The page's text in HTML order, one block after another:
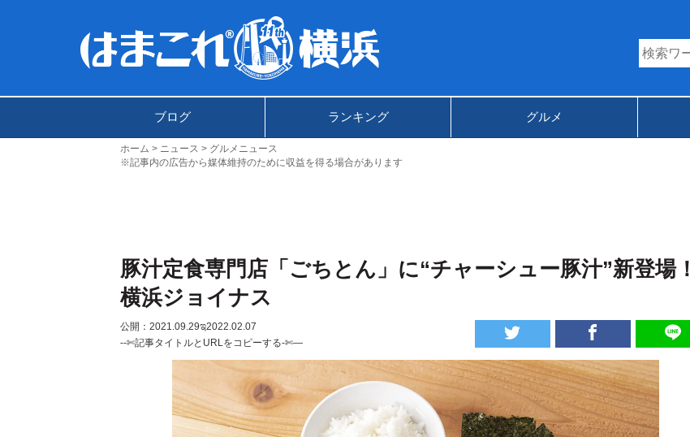
ブログ ランキング グルメ
ホーム ニュース
グルメニュース
※記事内の広告から媒体維持のために収益を得る場合があります
豚汁定食専門店「ごちとん」に“チャーシュー豚汁”新登場！
横浜ジョイナス
公開：2021.09.29ಇ2022.02.07
--✄記事タイトルとURLをコピーする-✄—